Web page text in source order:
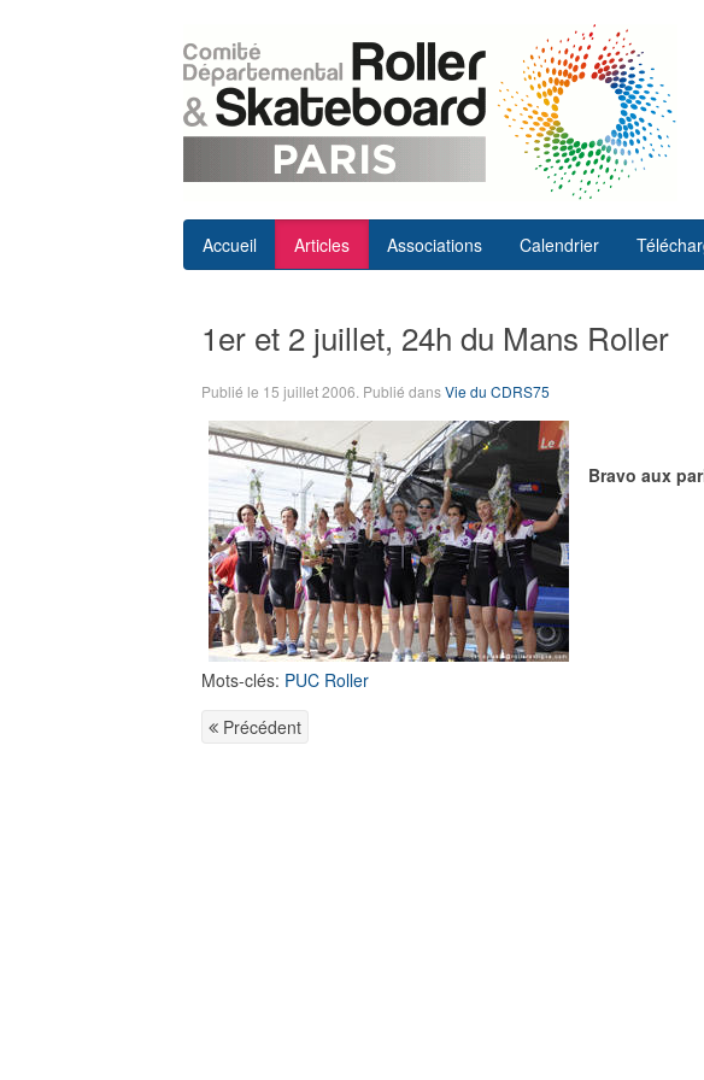
Accueil Articles Associations Calendrier
1er et 2 juillet, 24h du Mans Roller
Publié le 15 juillet 2006 . Publié dansVie du CDRS75
Bravo aux
Mots-clés: PUC Roller
Précédent